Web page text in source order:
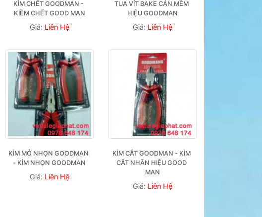
KÌM CHẾT GOODMAN -
KIỀM CHẾT GOOD MAN
Giá: Liên Hệ
TUA VÍT BAKE CÁN MỀM
HIỆU GOODMAN
Giá: Liên Hệ
KÌM MỎ NHỌN GOODMAN
- KÌM NHỌN GOODMAN
Giá: Liên Hệ
KÌM CẮT GOODMAN - KÌM
CẮT NHÃN HIỆU GOOD
MAN
Giá: Liên Hệ